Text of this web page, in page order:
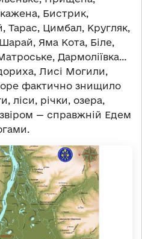
Бистрик,
Тарас, Цимбал, Кругляк,
Яма Кота, Біле,
Дармоліївка…
Лисі Могили,
фактично знищило
ліси, річки, озера,
— справжній Едем